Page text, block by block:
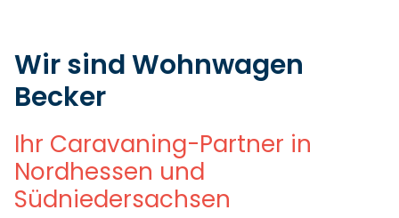
Wir sind Wohnwagen
Becker
Ihr Caravaning-Partner in
Nordhessen und
Südniedersachsen